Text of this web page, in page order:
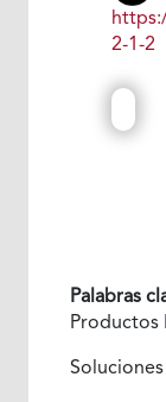
2-1-2
Palabras
Productos